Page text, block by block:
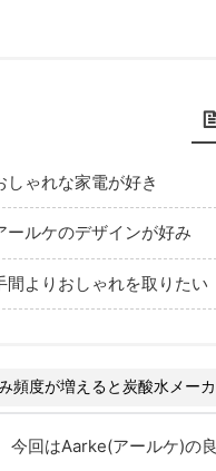
しゃれな家電が好き
ールケのデザインが好み
間よりおしゃれを取りたい
頻度が増えると炭酸水メー
今回はAarke(アールケ)の